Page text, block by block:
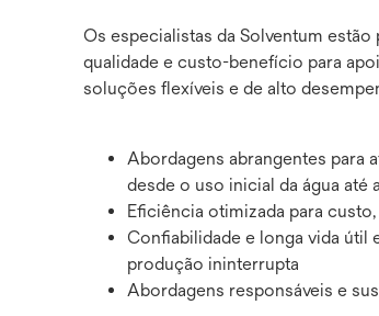
Os especialistas da Solventum
qualidade e custo-benefício para
soluções flexíveis e de alto
Abordagens abrangentes para
desde o uso inicial da água até
Eficiência otimizada para
Confiabilidade e longa vida útil
produção ininterrupta
Abordagens responsáveis e